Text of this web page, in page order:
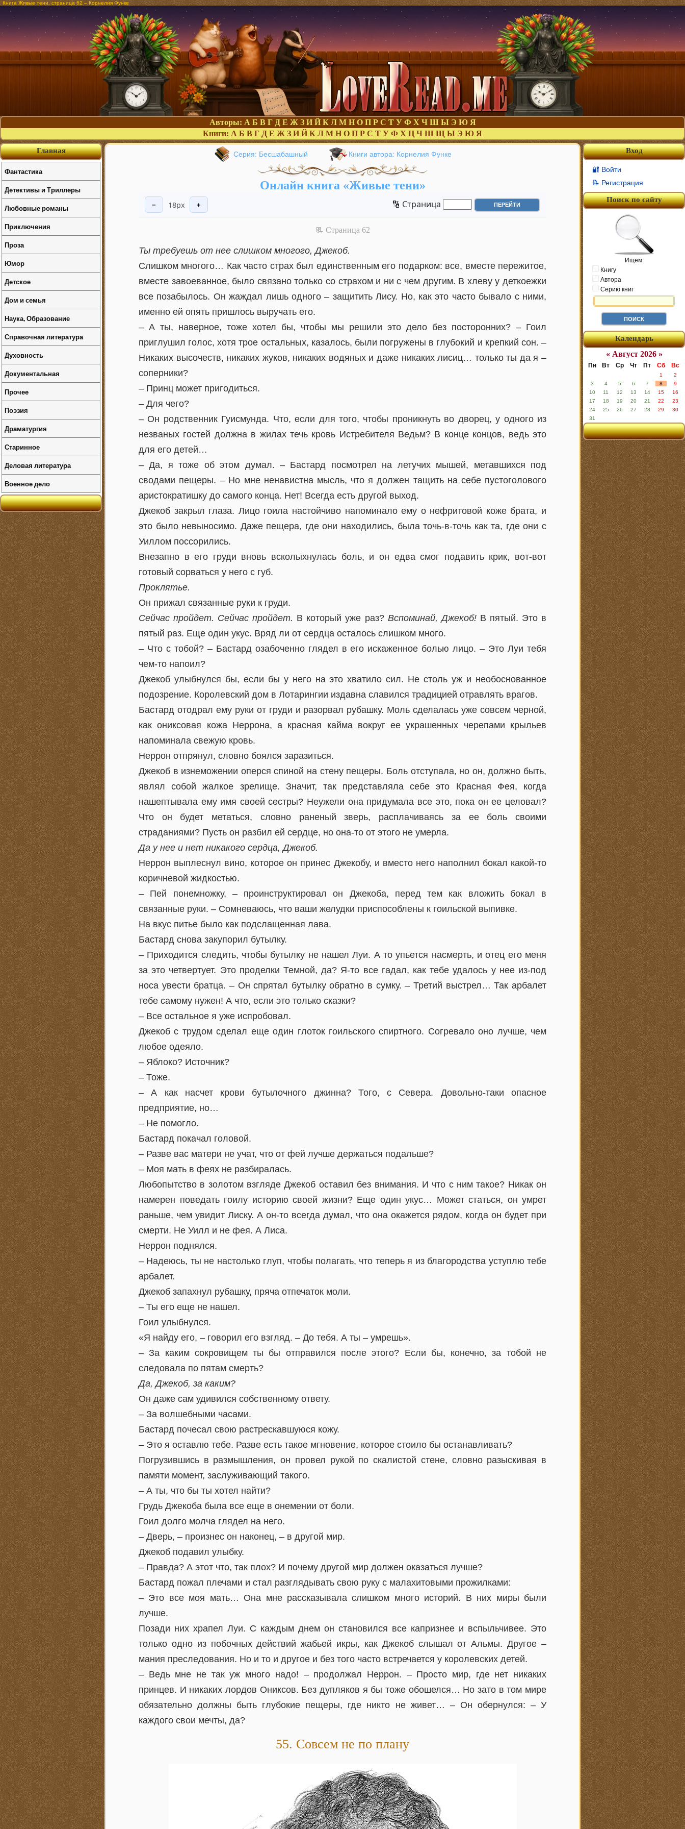
Книга Живые тени, страница 62 – Корнелия Функе
Авторы: А Б В Г Д Е Ж З И Й К Л М Н О П Р С Т У Ф Х Ч Ш Ы Э Ю Я
Книги: А Б В Г Д Е Ж З И Й К Л М Н О П Р С Т У Ф Х Ц Ч Ш Щ Ы Э Ю Я
Серия: Бесшабашный Книги автора: Корнелия Функе
Онлайн книга «Живые тени»
− 18px + 🔢 Страница
📃 Cтраница 62
Ты требуешь от нее слишком многого, Джекоб.
Слишком многого… Как часто страх был единственным его подарком: все, вместе пережитое,
вместе завоеванное, было связано только со страхом и ни с чем другим. В хлеву у деткоежки
все позабылось. Он жаждал лишь одного – защитить Лису. Но, как это часто бывало с ними,
именно ей опять пришлось выручать его.
– А ты, наверное, тоже хотел бы, чтобы мы решили это дело без посторонних? – Гоил
приглушил голос, хотя трое остальных, казалось, были погружены в глубокий и крепкий сон. –
Никаких высочеств, никаких жуков, никаких водяных и даже никаких лисиц… только ты да я –
соперники?
– Принц может пригодиться.
– Для чего?
– Он родственник Гуисмунда. Что, если для того, чтобы проникнуть во дворец, у одного из
незваных гостей должна в жилах течь кровь Истребителя Ведьм? В конце концов, ведь это
для его детей…
– Да, я тоже об этом думал. – Бастард посмотрел на летучих мышей, метавшихся под
сводами пещеры. – Но мне ненавистна мысль, что я должен тащить на себе пустоголового
аристократишку до самого конца. Нет! Всегда есть другой выход.
Джекоб закрыл глаза. Лицо гоила настойчиво напоминало ему о нефритовой коже брата, и
это было невыносимо. Даже пещера, где они находились, была точь-в-точь как та, где они с
Уиллом поссорились.
Внезапно в его груди вновь всколыхнулась боль, и он едва смог подавить крик, вот-вот
готовый сорваться у него с губ.
Проклятье.
Он прижал связанные руки к груди.
Сейчас пройдет. Сейчас пройдет. В который уже раз? Вспоминай, Джекоб!В пятый. Это в
пятый раз. Еще один укус. Вряд ли от сердца осталось слишком много.
– Что с тобой? – Бастард озабоченно глядел в его искаженное болью лицо. – Это Луи тебя
чем-то напоил?
Джекоб улыбнулся бы, если бы у него на это хватило сил. Не столь уж и необоснованное
подозрение. Королевский дом в Лотарингии издавна славился традицией отравлять врагов.
Бастард отодрал ему руки от груди и разорвал рубашку. Моль сделалась уже совсем черной,
как ониксовая кожа Неррона, а красная кайма вокруг ее украшенных черепами крыльев
напоминала свежую кровь.
Неррон отпрянул, словно боялся заразиться.
Джекоб в изнеможении оперся спиной на стену пещеры. Боль отступала, но он, должно быть,
являл собой жалкое зрелище. Значит, так представляла себе это Красная Фея, когда
нашептывала ему имя своей сестры? Неужели она придумала все это, пока он ее целовал?
Что он будет метаться, словно раненый зверь, расплачиваясь за ее боль своими
страданиями? Пусть он разбил ей сердце, но она-то от этого не умерла.
Да у нее и нет никакого сердца, Джекоб.
Неррон выплеснул вино, которое он принес Джекобу, и вместо него наполнил бокал какой-то
коричневой жидкостью.
– Пей понемножку, – проинструктировал он Джекоба, перед тем как вложить бокал в
связанные руки. – Сомневаюсь, что ваши желудки приспособлены к гоильской выпивке.
На вкус питье было как подслащенная лава.
Бастард снова закупорил бутылку.
– Приходится следить, чтобы бутылку не нашел Луи. А то упьется насмерть, и отец его меня
за это четвертует. Это проделки Темной, да? Я-то все гадал, как тебе удалось у нее из-под
носа увести братца. – Он спрятал бутылку обратно в сумку. – Третий выстрел… Так арбалет
тебе самому нужен! А что, если это только сказки?
– Все остальное я уже испробовал.
Джекоб с трудом сделал еще один глоток гоильского спиртного. Согревало оно лучше, чем
любое одеяло.
– Яблоко? Источник?
– Тоже.
– А как насчет крови бутылочного джинна? Того, с Севера. Довольно-таки опасное
предприятие, но…
– Не помогло.
Бастард покачал головой.
– Разве вас матери не учат, что от фей лучше держаться подальше?
– Моя мать в феях не разбиралась.
Любопытство в золотом взгляде Джекоб оставил без внимания. И что с ним такое? Никак он
намерен поведать гоилу историю своей жизни? Еще один укус… Может статься, он умрет
раньше, чем увидит Лиску. А он-то всегда думал, что она окажется рядом, когда он будет при
смерти. Не Уилл и не фея. А Лиса.
Неррон поднялся.
– Надеюсь, ты не настолько глуп, чтобы полагать, что теперь я из благородства уступлю тебе
арбалет.
Джекоб запахнул рубашку, пряча отпечаток моли.
– Ты его еще не нашел.
Гоил улыбнулся.
«Я найду его, – говорил его взгляд. – До тебя. А ты – умрешь».
– За каким сокровищем ты бы отправился после этого? Если бы, конечно, за тобой не
следовала по пятам смерть?
Да, Джекоб, за каким?
Он даже сам удивился собственному ответу.
– За волшебными часами.
Бастард почесал свою растрескавшуюся кожу.
– Это я оставлю тебе. Разве есть такое мгновение, которое стоило бы останавливать?
Погрузившись в размышления, он провел рукой по скалистой стене, словно разыскивая в
памяти момент, заслуживающий такого.
– А ты, что бы ты хотел найти?
Грудь Джекоба была все еще в онемении от боли.
Гоил долго молча глядел на него.
– Дверь, – произнес он наконец, – в другой мир.
Джекоб подавил улыбку.
– Правда? А этот что, так плох? И почему другой мир должен оказаться лучше?
Бастард пожал плечами и стал разглядывать свою руку с малахитовыми прожилками:
– Это все моя мать… Она мне рассказывала слишком много историй. В них миры были
лучше.
Позади них храпел Луи. С каждым днем он становился все капризнее и вспыльчивее. Это
только одно из побочных действий жабьей икры, как Джекоб слышал от Альмы. Другое –
мания преследования. Но и то и другое и без того часто встречается у королевских детей.
– Ведь мне не так уж много надо! – продолжал Неррон. – Просто мир, где нет никаких
принцев. И никаких лордов Ониксов. Без дупляков я бы тоже обошелся… Но зато в том мире
обязательно должны быть глубокие пещеры, где никто не живет… – Он обернулся: – У
каждого свои мечты, да?
55. Совсем не по плану
Вход
🔐 Войти
📝 Регистрация
Поиск по сайту
Ищем:
Книгу
Автора
Серию книг
Календарь
« Август 2026 »
Пн Вт Ср Чт Пт Сб Вс
1
2
3
4 5 6 7 8
9
10
11 12 13 14 15
16
17
18 19 20 21 22
23
24
25 26 27 28 29
30
31
Главная
Фантастика
Детективы и Триллеры
Любовные романы
Приключения
Проза
Юмор
Детское
Дом и семья
Наука, Образование
Справочная литература
Духовность
Документальная
Прочее
Поэзия
Драматургия
Старинное
Деловая литература
Военное дело